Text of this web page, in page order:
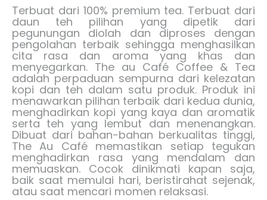
Terbuat dari 100% premium tea. Terbuat dari
daun teh pilihan yang dipetik dari
pegunungan diolah dan diproses dengan
pengolahan terbaik sehingga menghasilkan
cita rasa dan aroma yang khas dan
menyegarkan. The au Café Coffee & Tea
adalah perpaduan sempurna dari kelezatan
kopi dan teh dalam satu produk. Produk ini
menawarkan pilihan terbaik dari kedua dunia,
menghadirkan kopi yang kaya dan aromatik
serta teh yang lembut dan menenangkan.
Dibuat dari bahan-bahan berkualitas tinggi,
The Au Café memastikan setiap tegukan
menghadirkan rasa yang mendalam dan
memuaskan. Cocok dinikmati kapan saja,
baik saat memulai hari, beristirahat sejenak,
atau saat mencari momen relaksasi.